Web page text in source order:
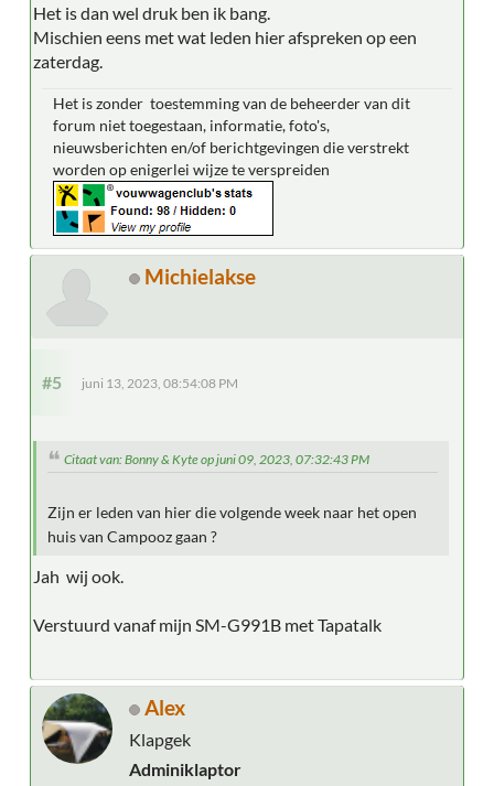
Het is dan wel druk ben ik bang.
Mischien eens met wat leden hier afspreken op een
zaterdag.
Het is zonder toestemming van de beheerder van dit
forum niet toegestaan, informatie, foto's,
nieuwsberichten en/of berichtgevingen die verstrekt
worden op enigerlei wijze te verspreiden
Michielakse
#5 juni 13, 2023, 08:54:08 PM
Citaat van: Bonny & Kyte op juni 09, 2023, 07:32:43 PM
Zijn er leden van hier die volgende week naar het open
huis van Campooz gaan ?
Jah wij ook.
Verstuurd vanaf mijn SM-G991B met Tapatalk
Alex
Klapgek
Adminiklaptor